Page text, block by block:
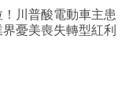
川普酸電動車主患
憂美喪失轉型紅利